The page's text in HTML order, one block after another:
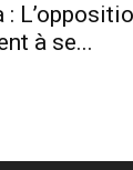
:
à se...